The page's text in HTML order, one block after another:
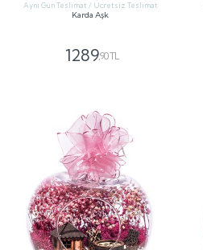
Aynı Gün Teslimat / Ücretsiz Teslimat
Karda Aşk
1289,90 TL